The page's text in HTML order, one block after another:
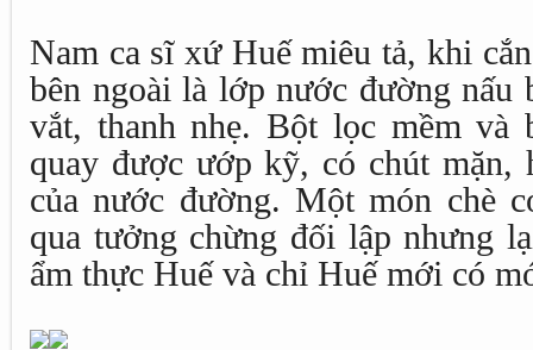
Nam ca sĩ xứ Huế miêu tả, khi
bên ngoài là lớp nước đường nấu
vắt, thanh nhẹ. Bột lọc mềm
quay được ướp kỹ, có chút
của nước đường. Một món chè
qua tưởng chừng đối lập nhưng
ẩm thực Huế và chỉ Huế mới có